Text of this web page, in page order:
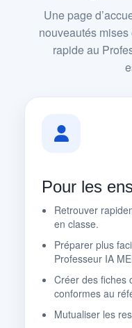
Une page
nouveautés mises
rapide au
Pour les
Retrouver
en classe.
Préparer plus
Professeur IA
Créer des fiches
conformes au
Mutualiser les